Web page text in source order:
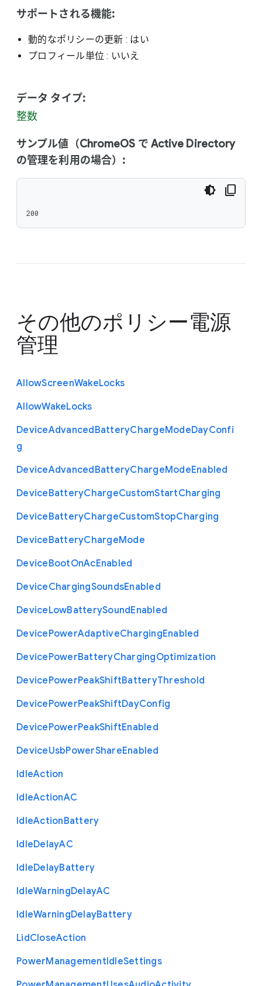
サポートされる機能:
動的なポリシーの更新 : はい
プロフィール単位 : いいえ
データ タイプ:
整数
サンプル値（ChromeOS で Active Directory
の管理を利用の場合）:
200
その他のポリシー電源
管理
AllowScreenWakeLocks
AllowWakeLocks
DeviceAdvancedBatteryChargeModeDayConfi
g
DeviceAdvancedBatteryChargeModeEnabled
DeviceBatteryChargeCustomStartCharging
DeviceBatteryChargeCustomStopCharging
DeviceBatteryChargeMode
DeviceBootOnAcEnabled
DeviceChargingSoundsEnabled
DeviceLowBatterySoundEnabled
DevicePowerAdaptiveChargingEnabled
DevicePowerBatteryChargingOptimization
DevicePowerPeakShiftBatteryThreshold
DevicePowerPeakShiftDayConfig
DevicePowerPeakShiftEnabled
DeviceUsbPowerShareEnabled
IdleAction
IdleActionAC
IdleActionBattery
IdleDelayAC
IdleDelayBattery
IdleWarningDelayAC
IdleWarningDelayBattery
LidCloseAction
PowerManagementIdleSettings